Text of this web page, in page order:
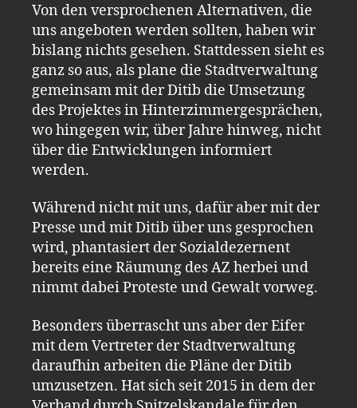
Von den versprochenen Alternativen, die
uns angeboten werden sollten, haben wir
bislang nichts gesehen. Stattdessen sieht es
ganz so aus, als plane die Stadtverwaltung
gemeinsam mit der Ditib die Umsetzung
des Projektes in Hinterzimmergesprächen,
wo hingegen wir, über Jahre hinweg, nicht
über die Entwicklungen informiert
werden.
Während nicht mit uns, dafür aber mit der
Presse und mit Ditib über uns gesprochen
wird, phantasiert der Sozialdezernent
bereits eine Räumung des AZ herbei und
nimmt dabei Proteste und Gewalt vorweg.
Besonders überrascht uns aber der Eifer
mit dem Vertreter der Stadtverwaltung
daraufhin arbeiten die Pläne der Ditib
umzusetzen. Hat sich seit 2015 in dem der